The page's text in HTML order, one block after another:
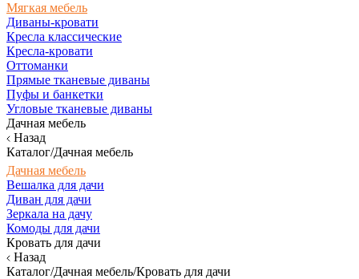
Мягкая мебель
Диваны-кровати
Кресла классические
Кресла-кровати
Оттоманки
Прямые тканевые диваны
Пуфы и банкетки
Угловые тканевые диваны
Дачная мебель
Назад
Каталог/Дачная мебель
Дачная мебель
Вешалка для дачи
Диван для дачи
Зеркала на дачу
Комоды для дачи
Кровать для дачи
Назад
Каталог/Дачная мебель/Кровать для дачи